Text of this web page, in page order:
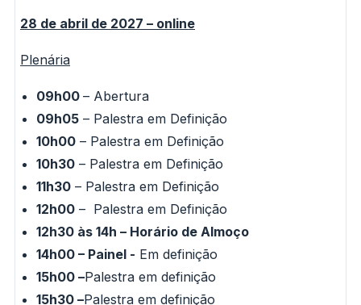
28 de abril de 2027 – online
Plenária
09h00 – Abertura
09h05 – Palestra em Definição
10h00 – Palestra em Definição
10h30 – Palestra em Definição
11h30 – Palestra em Definição
12h00 – Palestra em Definição
12h30 às 14h – Horário de Almoço
14h00 – Painel - Em definição
15h00 –Palestra em definição
15h30 –Palestra em definição